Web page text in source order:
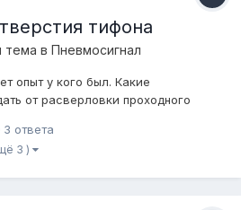
тифона
тема в Пневмосигнал
опыт у кого был. Какие
от расверловки проходного
!?
3 ответа
3 )